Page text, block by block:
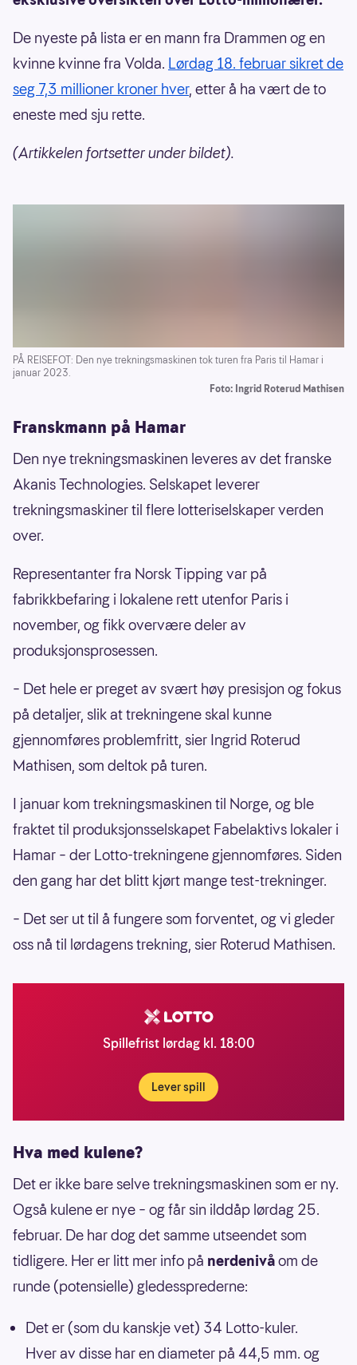
De nyeste på lista er en mann fra Drammen og en
kvinne kvinne fra Volda. Lørdag 18. februar sikret de
seg 7,3 millioner kroner hver, etter å ha vært de to
eneste med sju rette.
(Artikkelen fortsetter under bildet).
PÅ REISEFOT: Den nye trekningsmaskinen tok turen fra Paris til Hamar i
januar 2023.
Foto: Ingrid Roterud Mathisen
Franskmann på Hamar
Den nye trekningsmaskinen leveres av det franske
Akanis Technologies. Selskapet leverer
trekningsmaskiner til flere lotteriselskaper verden
over.
Representanter fra Norsk Tipping var på
fabrikkbefaring i lokalene rett utenfor Paris i
november, og fikk overvære deler av
produksjonsprosessen.
– Det hele er preget av svært høy presisjon og fokus
på detaljer, slik at trekningene skal kunne
gjennomføres problemfritt, sier Ingrid Roterud
Mathisen, som deltok på turen.
I januar kom trekningsmaskinen til Norge, og ble
fraktet til produksjonsselskapet Fabelaktivs lokaler i
Hamar – der Lotto-trekningene gjennomføres. Siden
den gang har det blitt kjørt mange test-trekninger.
– Det ser ut til å fungere som forventet, og vi gleder
oss nå til lørdagens trekning, sier Roterud Mathisen.
Spillefrist lørdag kl. 18:00
Lever spill
Hva med kulene?
Det er ikke bare selve trekningsmaskinen som er ny.
Også kulene er nye – og får sin ilddåp lørdag 25.
februar. De har dog det samme utseendet som
tidligere. Her er litt mer info på nerdenivåom de
runde (potensielle) gledessprederne:
Det er (som du kanskje vet) 34 Lotto-kuler.
Hver av disse har en diameter på 44,5 mm. og